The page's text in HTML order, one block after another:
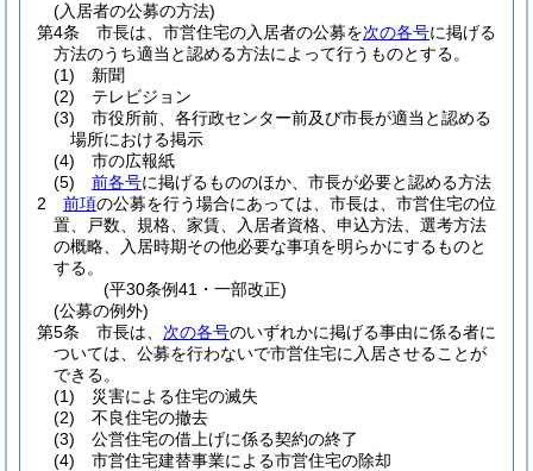
(入居者の公募の方法)
第4条
市長は、市営住宅の入居者の公募を次の各号に掲げる
方法のうち適当と認める方法によって行うものとする。
(1)
新聞
(2)
テレビジョン
(3)
市役所前、各行政センター前及び市長が適当と認める
場所における掲示
(4)
市の広報紙
(5)
前各号に掲げるもののほか、市長が必要と認める方法
2
前項の公募を行う場合にあっては、市長は、市営住宅の位
置、戸数、規格、家賃、入居者資格、申込方法、選考方法
の概略、入居時期その他必要な事項を明らかにするものと
する。
(平30条例41・一部改正)
(公募の例外)
第5条
市長は、 次の各号のいずれかに掲げる事由に係る者に
ついては、公募を行わないで市営住宅に入居させることが
できる。
(1)
災害による住宅の滅失
(2)
不良住宅の撤去
(3)
公営住宅の借上げに係る契約の終了
(4)
市営住宅建替事業による市営住宅の除却